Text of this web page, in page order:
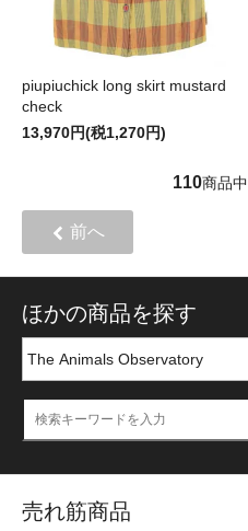
piupiuchick long skirt mustard
check
13,970円(税1,270円)
110商品中
前へ
ほかの商品を探す
売れ筋商品